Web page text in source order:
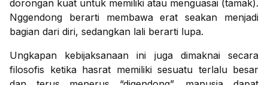
dorongan kuat untuk memiliki atau menguasai (tamak).
Nggendong berarti membawa erat seakan menjadi
bagian dari diri, sedangkan lali berarti lupa.
Ungkapan kebijaksanaan ini juga dimaknai secara
filosofis ketika hasrat memiliki sesuatu terlalu besar